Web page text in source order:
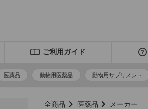
ご利用ガイド
医薬品 動物用医薬品 動物用サプリメント
全商品 医薬品 メーカー